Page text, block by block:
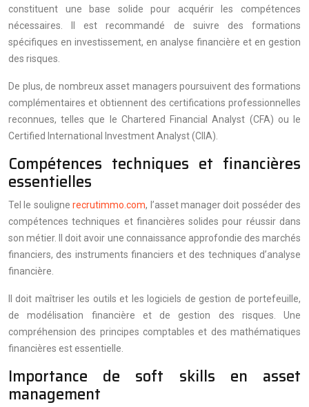
constituent une base solide pour acquérir les compétences
nécessaires. Il est recommandé de suivre des formations
spécifiques en investissement, en analyse financière et en gestion
des risques.
De plus, de nombreux asset managers poursuivent des formations
complémentaires et obtiennent des certifications professionnelles
reconnues, telles que le Chartered Financial Analyst (CFA) ou le
Certified International Investment Analyst (CIIA).
Compétences techniques et financières
essentielles
Tel le soulignerecrutimmo.com, l’asset manager doit posséder des
compétences techniques et financières solides pour réussir dans
son métier. Il doit avoir une connaissance approfondie des marchés
financiers, des instruments financiers et des techniques d’analyse
financière.
Il doit maîtriser les outils et les logiciels de gestion de portefeuille,
de modélisation financière et de gestion des risques. Une
compréhension des principes comptables et des mathématiques
financières est essentielle.
Importance de soft skills en asset
management